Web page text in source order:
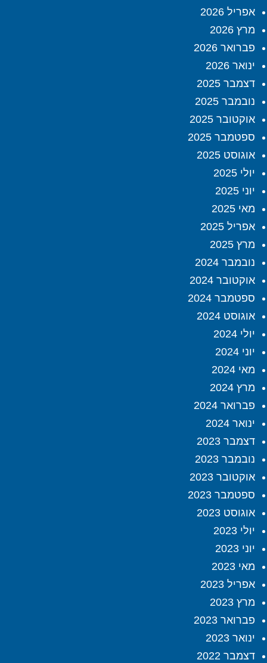
אפריל 2026
מרץ 2026
פברואר 2026
ינואר 2026
דצמבר 2025
נובמבר 2025
אוקטובר 2025
ספטמבר 2025
אוגוסט 2025
יולי 2025
יוני 2025
מאי 2025
אפריל 2025
מרץ 2025
נובמבר 2024
אוקטובר 2024
ספטמבר 2024
אוגוסט 2024
יולי 2024
יוני 2024
מאי 2024
מרץ 2024
פברואר 2024
ינואר 2024
דצמבר 2023
נובמבר 2023
אוקטובר 2023
ספטמבר 2023
אוגוסט 2023
יולי 2023
יוני 2023
מאי 2023
אפריל 2023
מרץ 2023
פברואר 2023
ינואר 2023
דצמבר 2022